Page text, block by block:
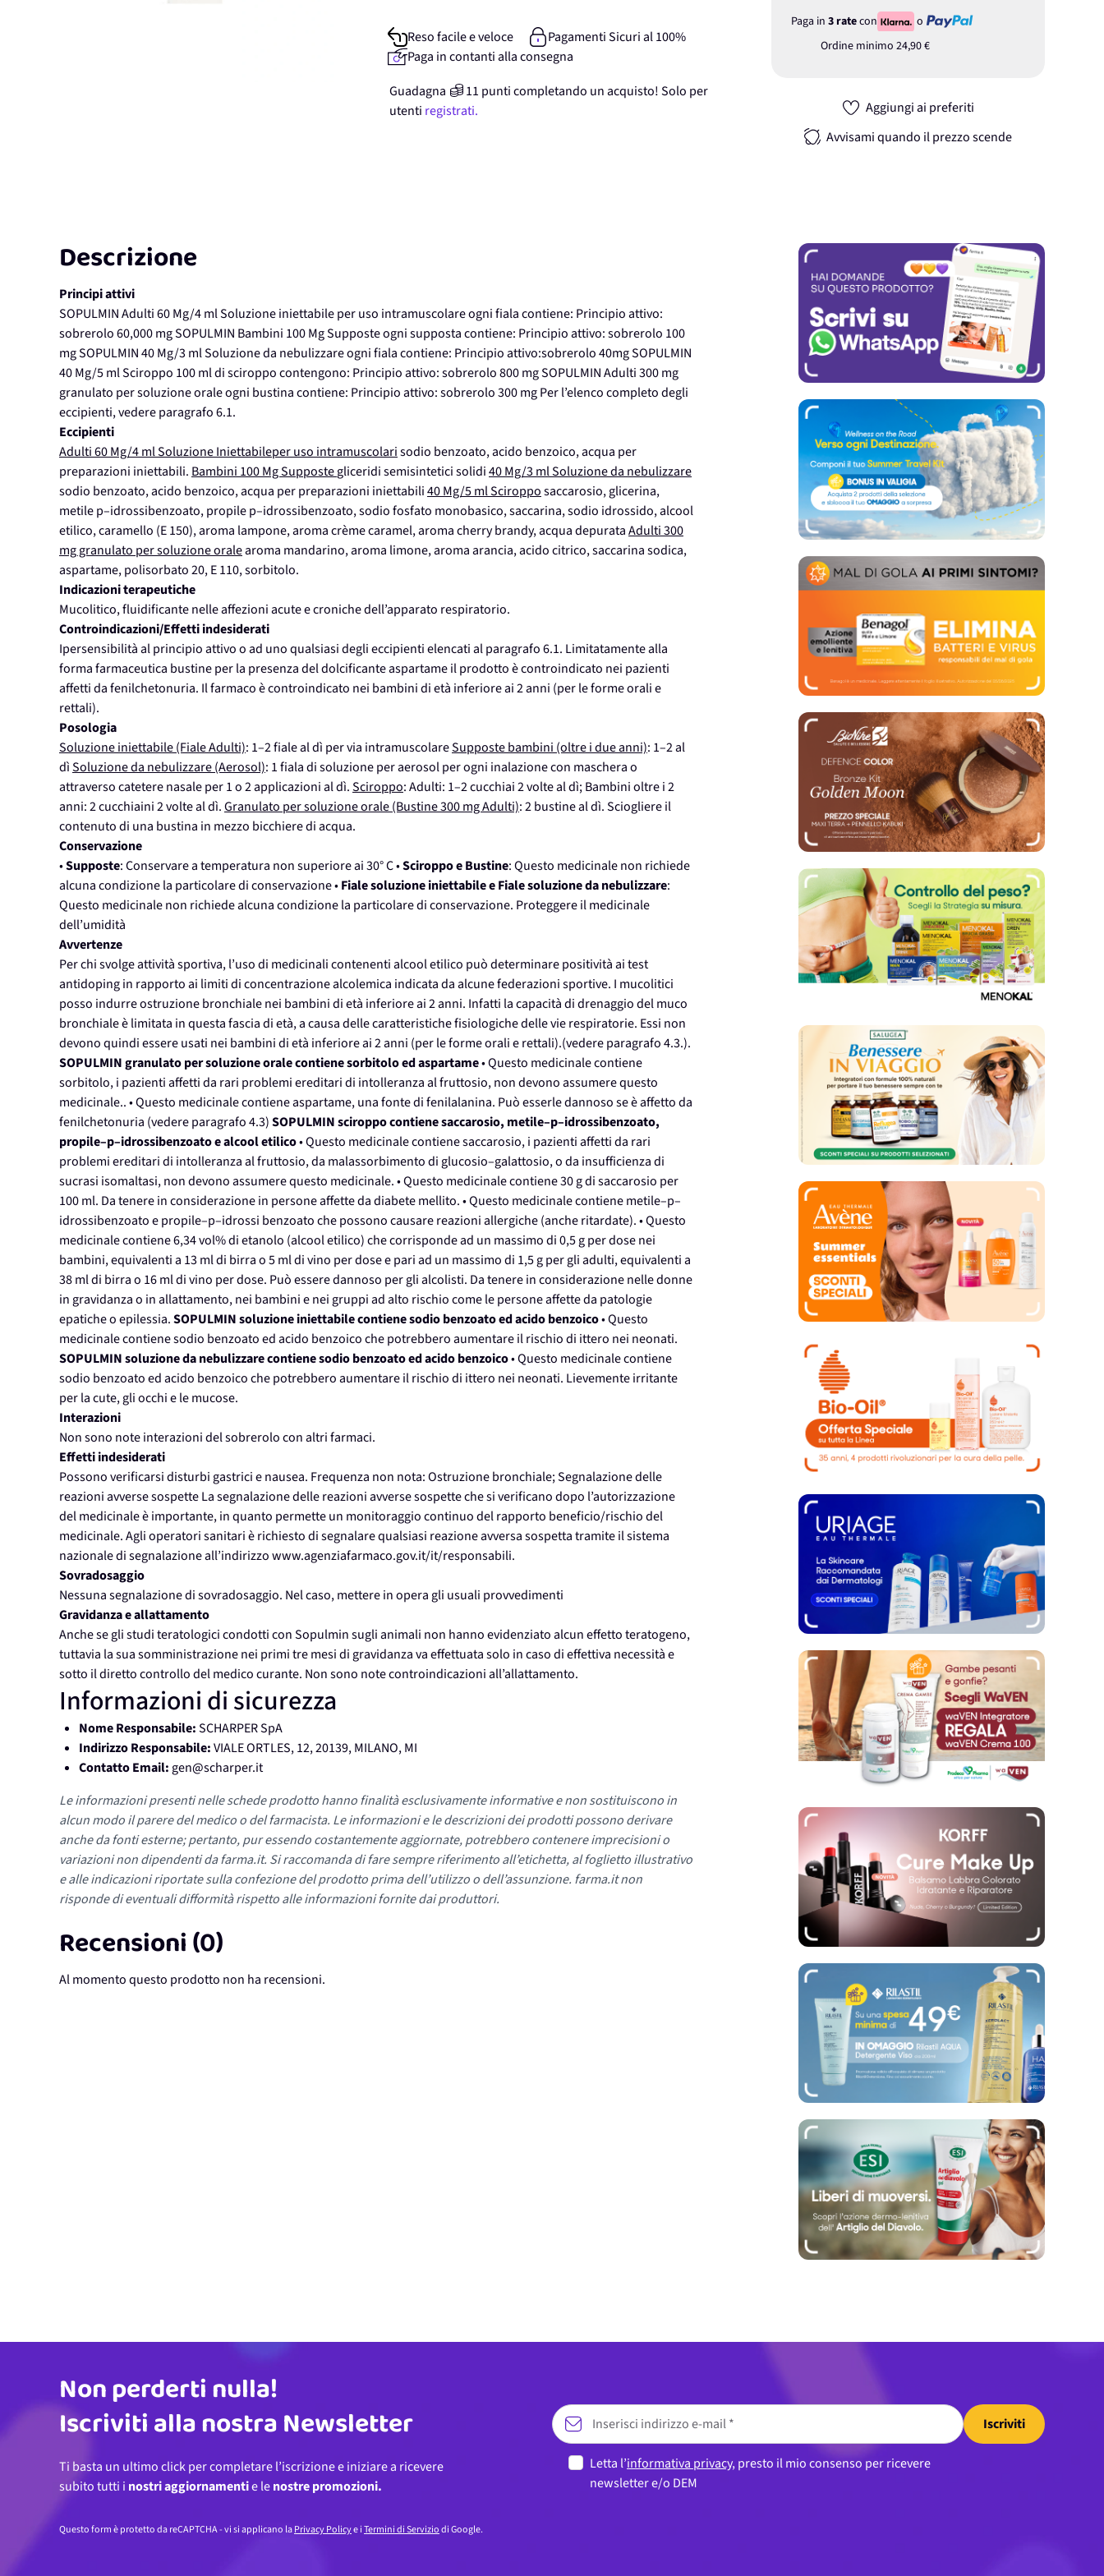
Paga in 3 ratecon
o
Ordine minimo 24,90 €
Aggiungi ai preferiti
Avvisami quando il prezzo scende
Reso facile e veloce
Pagamenti Sicuri al 100%
Paga in contanti alla consegna
Guadagna
11 punticompletando un acquisto! Solo per
utenti registrati.
Descrizione
Principi attivi
SOPULMIN Adulti 60 Mg/4 ml Soluzione iniettabile per uso intramuscolare ogni fiala contiene: Principio attivo:
sobrerolo 60,000 mg SOPULMIN Bambini 100 Mg Supposte ogni supposta contiene: Principio attivo: sobrerolo 100
mg SOPULMIN 40 Mg/3 ml Soluzione da nebulizzare ogni fiala contiene: Principio attivo:sobrerolo 40mg SOPULMIN
40 Mg/5 ml Sciroppo 100 ml di sciroppo contengono: Principio attivo: sobrerolo 800 mg SOPULMIN Adulti 300 mg
granulato per soluzione orale ogni bustina contiene: Principio attivo: sobrerolo 300 mg Per l’elenco completo degli
eccipienti, vedere paragrafo 6.1.
Eccipienti
Adulti 60 Mg/4 ml Soluzione Iniettabileper uso intramuscolarisodio benzoato, acido benzoico, acqua per
preparazioni iniettabili. Bambini 100 Mg Suppostegliceridi semisintetici solidi40 Mg/3 ml Soluzione da nebulizzare
sodio benzoato, acido benzoico, acqua per preparazioni iniettabili40 Mg/5 ml Sciropposaccarosio, glicerina,
metile p–idrossibenzoato, propile p–idrossibenzoato, sodio fosfato monobasico, saccarina, sodio idrossido, alcool
etilico, caramello (E 150), aroma lampone, aroma crème caramel, aroma cherry brandy, acqua depurataAdulti 300
mg granulato per soluzione oralearoma mandarino, aroma limone, aroma arancia, acido citrico, saccarina sodica,
aspartame, polisorbato 20, E 110, sorbitolo.
Indicazioni terapeutiche
Mucolitico, fluidificante nelle affezioni acute e croniche dell’apparato respiratorio.
Controindicazioni/Effetti indesiderati
Ipersensibilità al principio attivo o ad uno qualsiasi degli eccipienti elencati al paragrafo 6.1. Limitatamente alla
forma farmaceutica bustine per la presenza del dolcificante aspartame il prodotto è controindicato nei pazienti
affetti da fenilchetonuria. Il farmaco è controindicato nei bambini di età inferiore ai 2 anni (per le forme orali e
rettali).
Posologia
Soluzione iniettabile (Fiale Adulti): 1–2 fiale al dì per via intramuscolareSupposte bambini (oltre i due anni): 1–2 al
dìSoluzione da nebulizzare (Aerosol): 1 fiala di soluzione per aerosol per ogni inalazione con maschera o
attraverso catetere nasale per 1 o 2 applicazioni al dì.Sciroppo: Adulti: 1–2 cucchiai 2 volte al dì; Bambini oltre i 2
anni: 2 cucchiaini 2 volte al dì.Granulato per soluzione orale (Bustine 300 mg Adulti): 2 bustine al dì. Sciogliere il
contenuto di una bustina in mezzo bicchiere di acqua.
Conservazione
•Supposte: Conservare a temperatura non superiore ai 30° C •Sciroppo e Bustine: Questo medicinale non richiede
alcuna condizione la particolare di conservazione •Fiale soluzione iniettabile e Fiale soluzione da nebulizzare:
Questo medicinale non richiede alcuna condizione la particolare di conservazione. Proteggere il medicinale
dell’umidità
Avvertenze
Per chi svolge attività sportiva, l’uso di medicinali contenenti alcool etilico può determinare positività ai test
antidoping in rapporto ai limiti di concentrazione alcolemica indicata da alcune federazioni sportive. I mucolitici
posso indurre ostruzione bronchiale nei bambini di età inferiore ai 2 anni. Infatti la capacità di drenaggio del muco
bronchiale è limitata in questa fascia di età, a causa delle caratteristiche fisiologiche delle vie respiratorie. Essi non
devono quindi essere usati nei bambini di età inferiore ai 2 anni (per le forme orali e rettali).(vedere paragrafo 4.3.).
SOPULMIN granulato per soluzione orale contiene sorbitolo ed aspartame• Questo medicinale contiene
sorbitolo, i pazienti affetti da rari problemi ereditari di intolleranza al fruttosio, non devono assumere questo
medicinale.. • Questo medicinale contiene aspartame, una fonte di fenilalanina. Può esserle dannoso se è affetto da
fenilchetonuria (vedere paragrafo 4.3)SOPULMIN sciroppo contiene saccarosio, metile–p–idrossibenzoato,
propile–p–idrossibenzoato e alcool etilico• Questo medicinale contiene saccarosio, i pazienti affetti da rari
problemi ereditari di intolleranza al fruttosio, da malassorbimento di glucosio–galattosio, o da insufficienza di
sucrasi isomaltasi, non devono assumere questo medicinale. • Questo medicinale contiene 30 g di saccarosio per
100 ml. Da tenere in considerazione in persone affette da diabete mellito. • Questo medicinale contiene metile–p–
idrossibenzoato e propile–p–idrossi benzoato che possono causare reazioni allergiche (anche ritardate). • Questo
medicinale contiene 6,34 vol% di etanolo (alcool etilico) che corrisponde ad un massimo di 0,5 g per dose nei
bambini, equivalenti a 13 ml di birra o 5 ml di vino per dose e pari ad un massimo di 1,5 g per gli adulti, equivalenti a
38 ml di birra o 16 ml di vino per dose. Può essere dannoso per gli alcolisti. Da tenere in considerazione nelle donne
in gravidanza o in allattamento, nei bambini e nei gruppi ad alto rischio come le persone affette da patologie
epatiche o epilessia.SOPULMIN soluzione iniettabile contiene sodio benzoato ed acido benzoico• Questo
medicinale contiene sodio benzoato ed acido benzoico che potrebbero aumentare il rischio di ittero nei neonati.
SOPULMIN soluzione da nebulizzare contiene sodio benzoato ed acido benzoico• Questo medicinale contiene
sodio benzoato ed acido benzoico che potrebbero aumentare il rischio di ittero nei neonati. Lievemente irritante
per la cute, gli occhi e le mucose.
Interazioni
Non sono note interazioni del sobrerolo con altri farmaci.
Effetti indesiderati
Possono verificarsi disturbi gastrici e nausea. Frequenza non nota: Ostruzione bronchiale; Segnalazione delle
reazioni avverse sospette La segnalazione delle reazioni avverse sospette che si verificano dopo l’autorizzazione
del medicinale è importante, in quanto permette un monitoraggio continuo del rapporto beneficio/rischio del
medicinale. Agli operatori sanitari è richiesto di segnalare qualsiasi reazione avversa sospetta tramite il sistema
nazionale di segnalazione all’indirizzo www.agenziafarmaco.gov.it/it/responsabili.
Sovradosaggio
Nessuna segnalazione di sovradosaggio. Nel caso, mettere in opera gli usuali provvedimenti
Gravidanza e allattamento
Anche se gli studi teratologici condotti con Sopulmin sugli animali non hanno evidenziato alcun effetto teratogeno,
tuttavia la sua somministrazione nei primi tre mesi di gravidanza va effettuata solo in caso di effettiva necessità e
sotto il diretto controllo del medico curante. Non sono note controindicazioni all’allattamento.
Informazioni di sicurezza
Nome Responsabile:SCHARPER SpA
Indirizzo Responsabile:VIALE ORTLES, 12, 20139, MILANO, MI
Contatto Email: gen@scharper.it
Le informazioni presenti nelle schede prodotto hanno finalità esclusivamente informative e non sostituiscono in
alcun modo il parere del medico o del farmacista. Le informazioni e le descrizioni dei prodotti possono derivare
anche da fonti esterne; pertanto, pur essendo costantemente aggiornate, potrebbero contenere imprecisioni o
variazioni non dipendenti da farma.it. Si raccomanda di fare sempre riferimento all’etichetta, al foglietto illustrativo
e alle indicazioni riportate sulla confezione del prodotto prima dell’utilizzo o dell’assunzione. farma.it non
risponde di eventuali difformità rispetto alle informazioni fornite dai produttori.
Recensioni (0)
Al momento questo prodotto non ha recensioni.
Indirizzo email
Non perderti nulla!
Iscriviti alla nostra Newsletter
Ti basta un ultimo click per completare l’iscrizione e iniziare a ricevere
subito tutti i nostri aggiornamentie lenostre promozioni.
Iscriviti
Letta l’informativa privacy, presto il mio consenso per ricevere
newsletter e/o DEM
Questo form è protetto da reCAPTCHA - vi si applicano laPrivacy Policye iTermini di Serviziodi Google.